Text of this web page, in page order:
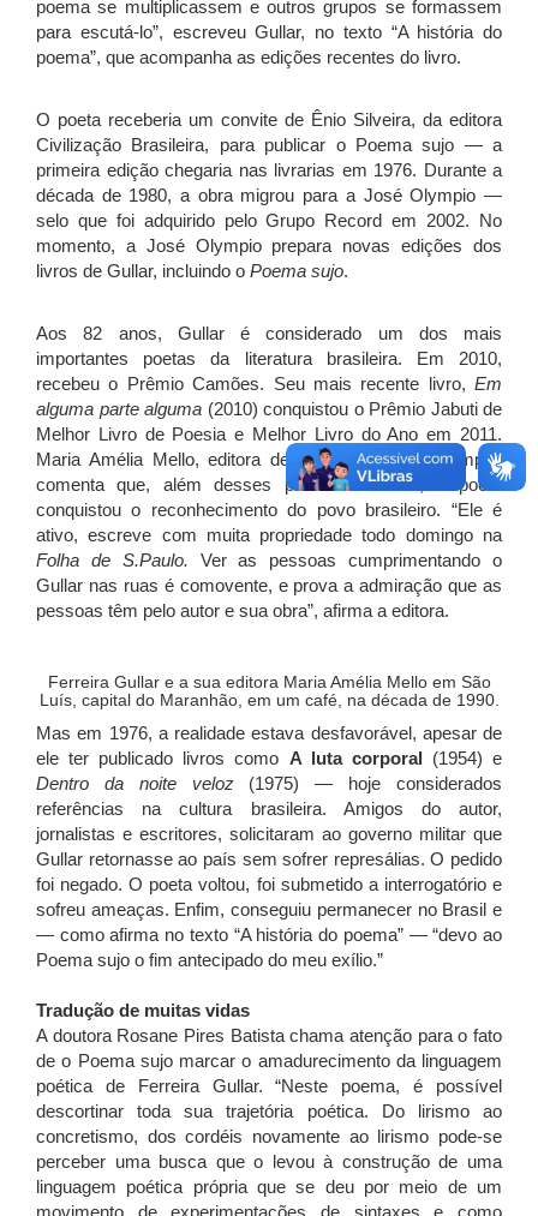
poema se multiplicassem e outros grupos se formassem
para escutá-lo”, escreveu Gullar, no texto “A história do
poema”, que acompanha as edições recentes do livro.
O poeta receberia um convite de Ênio Silveira, da editora
Civilização Brasileira, para publicar o Poema sujo — a
primeira edição chegaria nas livrarias em 1976. Durante a
década de 1980, a obra migrou para a José Olympio —
selo que foi adquirido pelo Grupo Record em 2002. No
momento, a José Olympio prepara novas edições dos
livros de Gullar, incluindo o Poema sujo.
Aos 82 anos, Gullar é considerado um dos mais
importantes poetas da literatura brasileira. Em 2010,
recebeu o Prêmio Camões. Seu mais recente livro, Em
alguma parte alguma (2010) conquistou o Prêmio Jabuti de
Melhor Livro de Poesia e Melhor Livro do Ano em 2011.
Maria Amélia Mello, editora de Gullar na José Olympio,
comenta que, além desses prêmios formais, o poeta
conquistou o reconhecimento do povo brasileiro. “Ele é
ativo, escreve com muita propriedade todo domingo na
Folha de S.Paulo. Ver as pessoas cumprimentando o
Gullar nas ruas é comovente, e prova a admiração que as
pessoas têm pelo autor e sua obra”, afirma a editora.
Ferreira Gullar e a sua editora Maria Amélia Mello em São
Luís, capital do Maranhão, em um café, na década de 1990.
Mas em 1976, a realidade estava desfavorável, apesar de
ele ter publicado livros como A luta corporal (1954) e
Dentro da noite veloz(1975) — hoje considerados
referências na cultura brasileira. Amigos do autor,
jornalistas e escritores, solicitaram ao governo militar que
Gullar retornasse ao país sem sofrer represálias. O pedido
foi negado. O poeta voltou, foi submetido a interrogatório e
sofreu ameaças. Enfim, conseguiu permanecer no Brasil e
— como afirma no texto “A história do poema” — “devo ao
Poema sujo o fim antecipado do meu exílio.”
Tradução de muitas vidas
A doutora Rosane Pires Batista chama atenção para o fato
de o Poema sujo marcar o amadurecimento da linguagem
poética de Ferreira Gullar. “Neste poema, é possível
descortinar toda sua trajetória poética. Do lirismo ao
concretismo, dos cordéis novamente ao lirismo pode-se
perceber uma busca que o levou à construção de uma
linguagem poética própria que se deu por meio de um